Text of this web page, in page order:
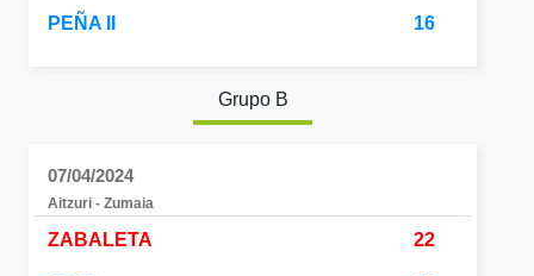
PEÑA II 16
Grupo B
07/04/2024
Aitzuri - Zumaia
ZABALETA 22